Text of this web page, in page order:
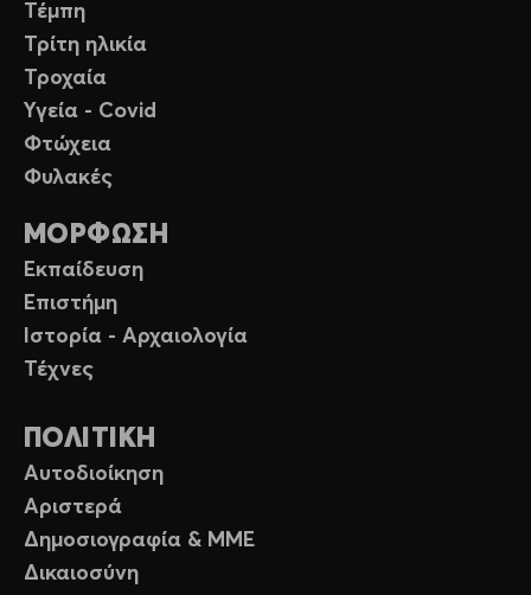
Τέμπη
Τρίτη ηλικία
Τροχαία
Υγεία - Covid
Φτώχεια
Φυλακές
ΜΟΡΦΩΣΗ
Εκπαίδευση
Επιστήμη
Ιστορία - Αρχαιολογία
Τέχνες
ΠΟΛΙΤΙΚΗ
Αυτοδιοίκηση
Αριστερά
Δημοσιογραφία & ΜΜΕ
Δικαιοσύνη